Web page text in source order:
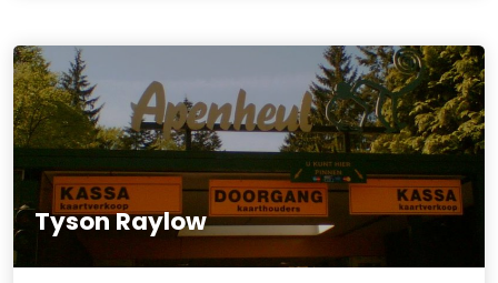
Tyson Raylow